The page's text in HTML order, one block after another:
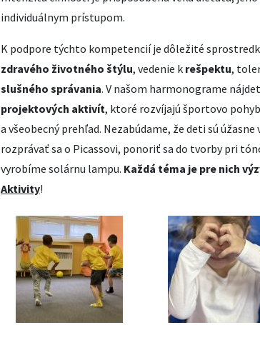
individuálnym prístupom.
K podpore týchto kompetencií je dôležité
zdravého životného štýlu, vedenie k rešpektu,
slušného správania. V našom harmonograme
projektových aktivít, ktoré rozvíjajú športovo
a všeobecný prehľad. Nezabúdame, že deti sú
rozprávať sa o Picassovi, ponoriť sa do tvorby pri
vyrobíme solárnu lampu. Každá téma je pre nich
Aktivity!